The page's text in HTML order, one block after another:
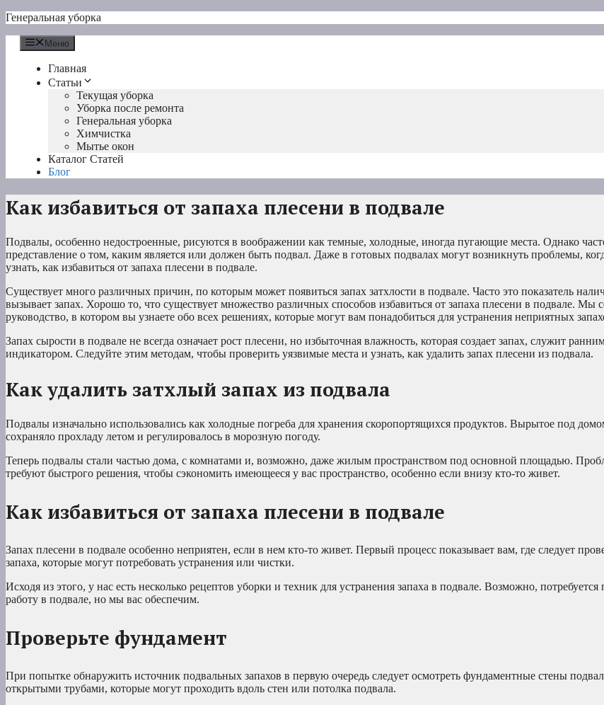
Перейти
содержимому
Генеральная уборка
Меню
Главная
Статьи
Текущая уборка
Уборка после ремонта
Генеральная уборка
Химчистка
Мытье окон
Каталог Статей
Блог
Как избавиться от запаха плесени в подвале
Подвалы, особенно недостроенные, рисуются в воображении как темные, холодные, иногда пугающие места. Однако
представление о том, каким является или должен быть подвал. Даже в готовых подвалах могут возникнуть проблемы,
узнать, как избавиться от запаха плесени в подвале.
Существует много различных причин, по которым может появиться запах затхлости в подвале. Часто это показатель
вызывает запах. Хорошо то, что существует множество различных способов избавиться от запаха плесени в подвале. Мы
руководство, в котором вы узнаете обо всех решениях, которые могут вам понадобиться для устранения неприятных
Запах сырости в подвале не всегда означает рост плесени, но избыточная влажность, которая создает запах, служит
индикатором. Следуйте этим методам, чтобы проверить уязвимые места и узнать, как удалить запах плесени из подвала.
Как удалить затхлый запах из подвала
Подвалы изначально использовались как холодные погреба для хранения скоропортящихся продуктов. Вырытое под
сохраняло прохладу летом и регулировалось в морозную погоду.
Теперь подвалы стали частью дома, с комнатами и, возможно, даже жилым пространством под основной площадью.
требуют быстрого решения, чтобы сэкономить имеющееся у вас пространство, особенно если внизу кто-то живет.
Как избавиться от запаха плесени в подвале
Запах плесени в подвале особенно неприятен, если в нем кто-то живет. Первый процесс показывает вам, где следует
запаха, которые могут потребовать устранения или чистки.
Исходя из этого, у нас есть несколько рецептов уборки и техник для устранения запаха в подвале. Возможно,
работу в подвале, но мы вас обеспечим.
Проверьте фундамент
При попытке обнаружить источник подвальных запахов в первую очередь следует осмотреть фундаментные стены
открытыми трубами, которые могут проходить вдоль стен или потолка подвала.